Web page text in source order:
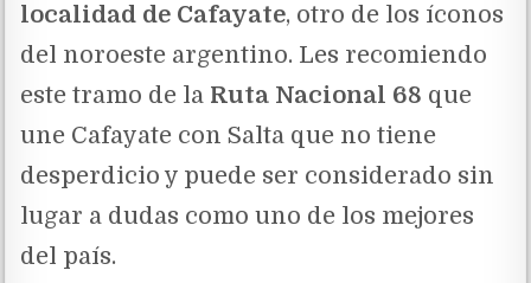
localidad de Cafayate, otro de los íconos
del noroeste argentino. Les recomiendo
este tramo de la Ruta Nacional 68 que
une Cafayate con Salta que no tiene
desperdicio y puede ser considerado sin
lugar a dudas como uno de los mejores
del país.